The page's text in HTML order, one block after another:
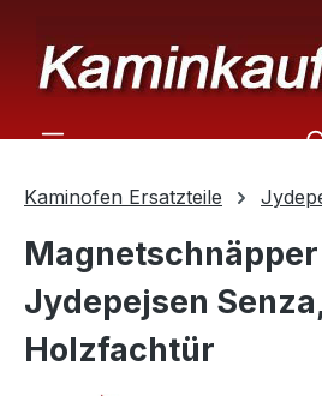
Kaminofen Ersatzteile
Jydepejsen
Holzfachtür